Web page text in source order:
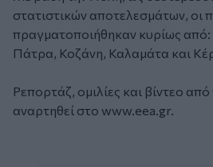
στατιστικών αποτελεσμάτων, οι
πραγματοποιήθηκαν κυρίως
Πάτρα, Κοζάνη, Καλαμάτα και
Ρεπορτάζ, ομιλίες και βίντεο
αναρτηθεί στο www.eea.gr.